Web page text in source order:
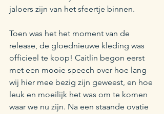
jaloers zijn van het sfeertje binnen.
Toen was het het moment van de
release, de gloednieuwe kleding was
officieel te koop! Caitlin begon eerst
met een mooie speech over hoe lang
wij hier mee bezig zijn geweest, en hoe
leuk en moeilijk het was om te komen
waar we nu zijn. Na een staande ovatie